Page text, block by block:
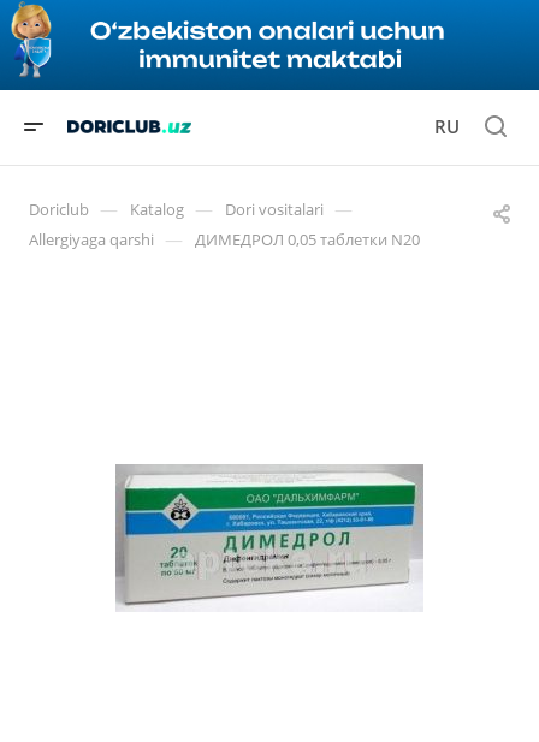
RU
Doriclub — Katalog — Dori vositalari —
Allergiyaga qarshi — ДИМЕДРОЛ 0,05 таблетки N20